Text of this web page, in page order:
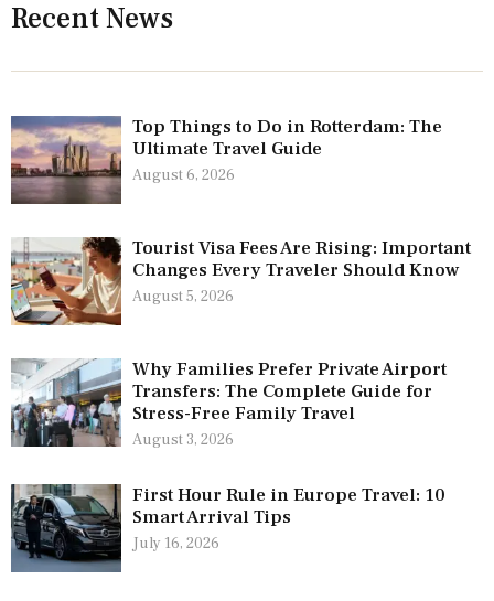
Recent News
Top Things to Do in Rotterdam: The
Ultimate Travel Guide
August 6, 2026
Tourist Visa Fees Are Rising: Important
Changes Every Traveler Should Know
August 5, 2026
Why Families Prefer Private Airport
Transfers: The Complete Guide for
Stress-Free Family Travel
August 3, 2026
First Hour Rule in Europe Travel: 10
Smart Arrival Tips
July 16, 2026